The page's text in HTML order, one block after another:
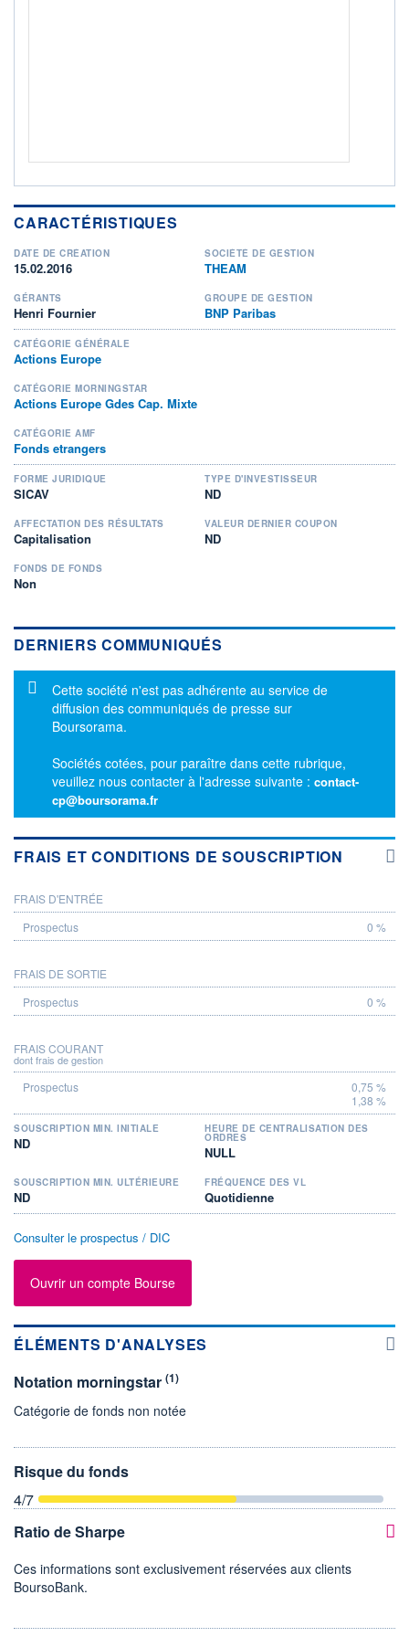
CARACTÉRISTIQUES
DATE DE CRÉATION
15.02.2016
SOCIÉTÉ DE GESTION
THEAM
GÉRANTS
Henri Fournier
GROUPE DE GESTION
BNP Paribas
CATÉGORIE GÉNÉRALE
Actions Europe
CATÉGORIE MORNINGSTAR
Actions Europe Gdes Cap. Mixte
CATÉGORIE AMF
Fonds etrangers
FORME JURIDIQUE
SICAV
TYPE D'INVESTISSEUR
ND
AFFECTATION DES RÉSULTATS
Capitalisation
VALEUR DERNIER COUPON
ND
FONDS DE FONDS
Non
DERNIERS COMMUNIQUÉS
Message d'information
Cette société n'est pas adhérente au service de
diffusion des communiqués de presse sur
Boursorama.
Sociétés cotées, pour paraître dans cette rubrique,
veuillez nous contacter à l'adresse suivante : contact-
cp@boursorama.fr
FRAIS ET CONDITIONS DE SOUSCRIPTION
PROSPECTUS
FRAIS D'ENTRÉE
0 %
FRAIS DE SORTIE
0 %
FRAIS COURANT
dont frais de gestion
0,75 %
1,38 %
SOUSCRIPTION MIN. INITIALE
ND
HEURE DE CENTRALISATION DES
ORDRES
NULL
SOUSCRIPTION MIN. ULTÉRIEURE
ND
FRÉQUENCE DES VL
Quotidienne
Consulter le prospectus / DIC
Ouvrir un compte Bourse
ÉLÉMENTS D'ANALYSES
Notation morningstar (1)
Catégorie de fonds non notée
Risque du fonds
4/7
Ratio de Sharpe
Ces informations sont exclusivement réservées aux clients
BoursoBank.